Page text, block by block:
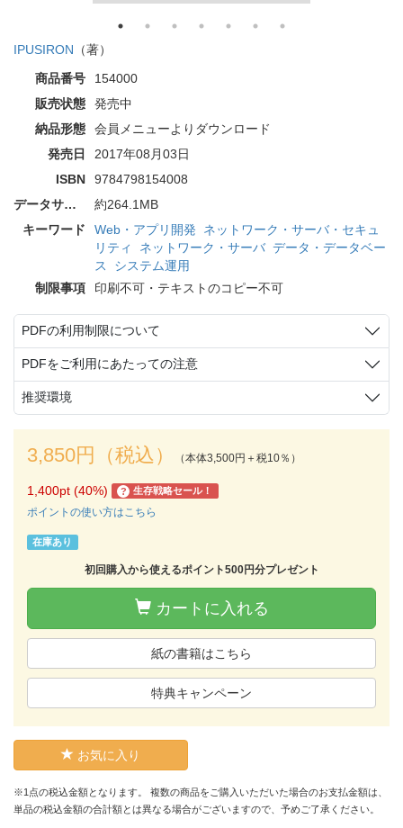
IPUSIRON （著）
商品番号
154000
販売状態
発売中
納品形態
会員メニューよりダウンロード
発売日
2017年08月03日
ISBN
9784798154008
データサイズ
約264.1MB
キーワード
Web・アプリ開発
ネットワーク・サーバ・セキュ
リティ
ネットワーク・サーバ データ・データベー
ス
システム運用
制限事項
印刷不可・テキストのコピー不可
PDFの利用制限について
PDFをご利用にあたっての注意
推奨環境
3,850円（税込） （本体3,500円＋税10％）
1,400pt (40%) ? 生存戦略セール！
ポイントの使い方はこちら
在庫あり
初回購入から使えるポイント500円分プレゼント
カートに入れる
紙の書籍はこちら
特典キャンペーン
お気に入り
※1点の税込金額となります。 複数の商品をご購入いただいた場合のお支払金額は、
単品の税込金額の合計額とは異なる場合がございますので、予めご了承ください。